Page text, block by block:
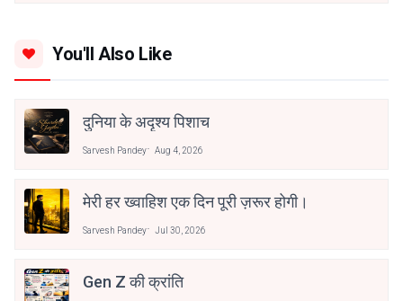
You'll Also Like
दुनिया के अदृश्य पिशाच
Sarvesh Pandey Aug 4, 2026
मेरी हर ख्वाहिश एक दिन पूरी ज़रूर होगी।
Sarvesh Pandey Jul 30, 2026
Gen Z की क्रांति